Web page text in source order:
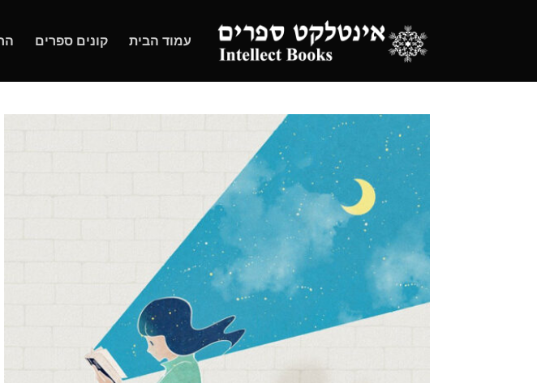
עמוד הבית קונים ספרים